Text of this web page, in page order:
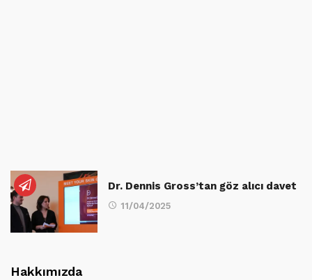
Dr. Dennis Gross’tan göz alıcı davet
11/04/2025
Hakkımızda